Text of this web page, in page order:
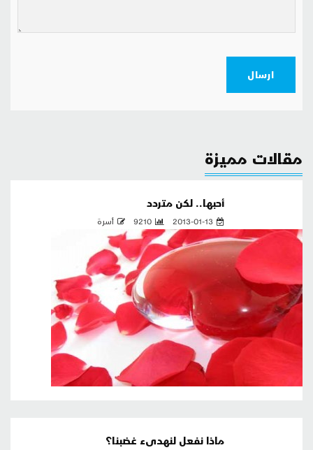
ارسال
مقالات مميزة
أحبها.. لكن متردد
2013-01-13
9210 أسرة
ماذا نفعل لنهدىء غضبنا؟